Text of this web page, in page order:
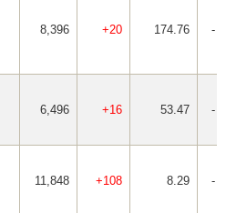
8,396 +20 174.76 -
6,496 +16 53.47 -
11,848 +108 8.29 -